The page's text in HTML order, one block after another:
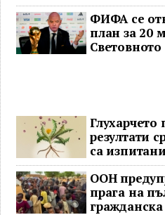
ФИФА се
план за 20
Световното
резултати
са
ООН
прага на